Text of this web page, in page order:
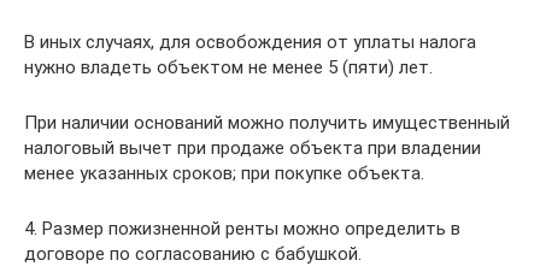
В иных случаях, для освобождения от уплаты налога
нужно владеть объектом не менее 5 (пяти) лет.
При наличии оснований можно получить имущественный
налоговый вычет при продаже объекта при владении
менее указанных сроков; при покупке объекта.
4. Размер пожизненной ренты можно определить в
договоре по согласованию с бабушкой.